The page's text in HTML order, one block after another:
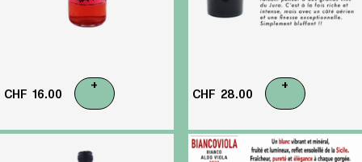
CHF 16.00
+
CHF 28.00
+